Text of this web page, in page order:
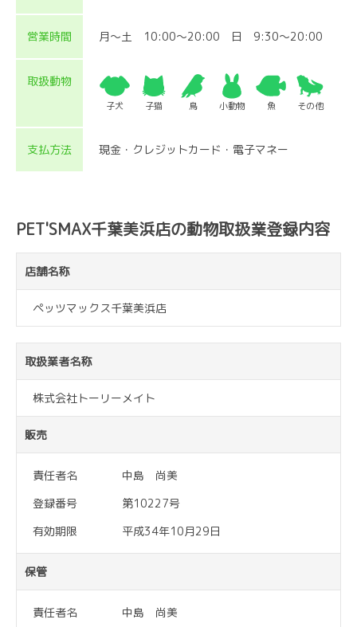
営業時間 月～土 10:00～20:00 日 9:30～20:00
取扱動物
子犬 子猫 鳥 小動物 魚 その他
支払方法 現金・クレジットカード・電子マネー
PET'SMAX千葉美浜店の動物取扱業登録内容
店舗名称
ペッツマックス千葉美浜店
取扱業者名称
株式会社トーリーメイト
販売
責任者名
中島 尚美
登録番号
第10227号
有効期限
平成34年10月29日
保管
責任者名
中島 尚美